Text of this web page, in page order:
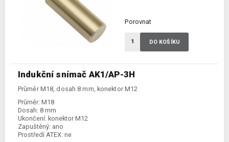
Indukční snímač AK1/AP-3H
Průměr M18, dosah 8 mm, konektor M12
Průměr: M18
Dosah: 8 mm
Ukončení: konektor M12
Zapuštěný: ano
Prostředí ATEX: ne
Porovnat
DO KOŠÍKU